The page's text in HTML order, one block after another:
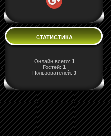
СТАТИСТИКА
Онлайн всего: 1
Гостей: 1
Пользователей: 0